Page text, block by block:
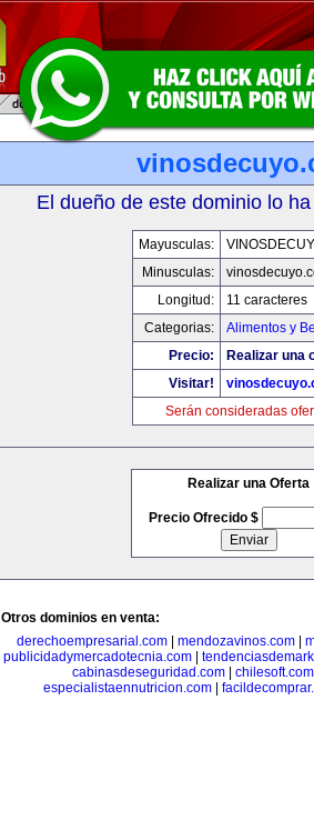
El dueño de este dominio lo
Mayusculas:
Minusculas:
Longitud:
11 caracteres
Categorias:
Alimentos y
Precio:
Realizar una
Visitar!
Serán consideradas
Realizar una Oferta
Precio Ofrecido $
Otros dominios en venta:
derechoempresarial.com
mendozavinos.com
publicidadymercadotecnia.com|
cabinasdeseguridad.com| chilesoft.com
especialistaennutricion.com|